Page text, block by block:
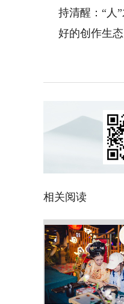
持清醒：“人
好的创作生
相关阅读